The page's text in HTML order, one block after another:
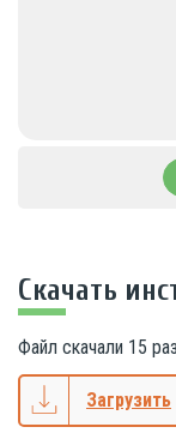
Скачать
Файл скачали 15
Загрузить